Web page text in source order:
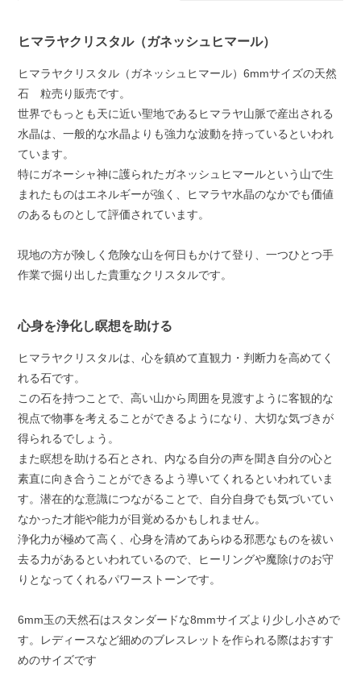
ヒマラヤクリスタル（ガネッシュヒマール）
ヒマラヤクリスタル（ガネッシュヒマール）6mmサイズの天然
石 粒売り販売です。
世界でもっとも天に近い聖地であるヒマラヤ山脈で産出される
水晶は、一般的な水晶よりも強力な波動を持っているといわれ
ています。
特にガネーシャ神に護られたガネッシュヒマールという山で生
まれたものはエネルギーが強く、ヒマラヤ水晶のなかでも価値
のあるものとして評価されています。
現地の方が険しく危険な山を何日もかけて登り、一つひとつ手
作業で掘り出した貴重なクリスタルです。
心身を浄化し瞑想を助ける
ヒマラヤクリスタルは、心を鎮めて直観力・判断力を高めてく
れる石です。
この石を持つことで、高い山から周囲を見渡すように客観的な
視点で物事を考えることができるようになり、大切な気づきが
得られるでしょう。
また瞑想を助ける石とされ、内なる自分の声を聞き自分の心と
素直に向き合うことができるよう導いてくれるといわれていま
す。潜在的な意識につながることで、自分自身でも気づいてい
なかった才能や能力が目覚めるかもしれません。
浄化力が極めて高く、心身を清めてあらゆる邪悪なものを祓い
去る力があるといわれているので、ヒーリングや魔除けのお守
りとなってくれるパワーストーンです。
6mm玉の天然石はスタンダードな8mmサイズより少し小さめで
す。レディースなど細めのブレスレットを作られる際はおすす
めのサイズです